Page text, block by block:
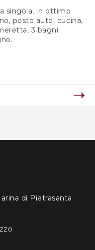
singola, in ottimo
posto auto, cucina,
3 bagni.
di Pietrasanta